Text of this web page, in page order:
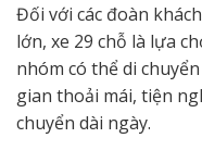
Đối với các đoàn
lớn, xe 29 chỗ là lựa
nhóm có thể di
gian thoải mái, tiện
chuyển dài ngày.